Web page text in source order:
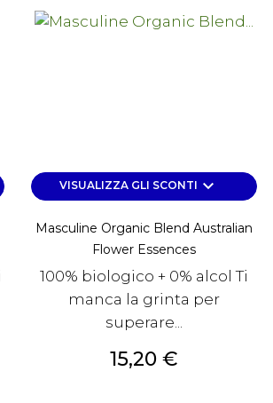
VISUALIZZA GLI SCONTI keyboard_arrow_down
Masculine Organic Blend Australian
Flower Essences
100% biologico + 0% alcol Ti
manca la grinta per
superare...
Prezzo
15,20 €